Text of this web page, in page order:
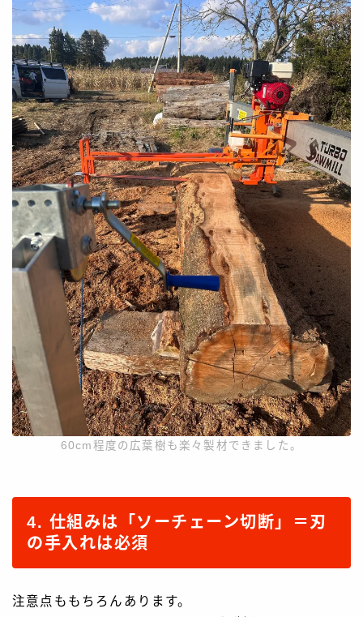
60cm程度の広葉樹も楽々製材できました。
4. 仕組みは「ソーチェーン切断」＝刃
の手入れは必須
注意点ももちろんあります。